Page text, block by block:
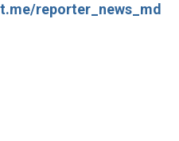
reporter_news_md